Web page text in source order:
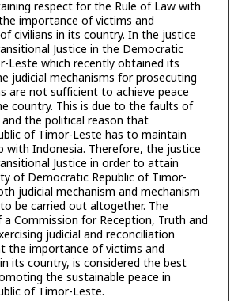
respect for the Rule of Law with
importance of victims and
civilians in its country. In the justice
Justice in the Democratic
Leste which recently obtained its
judicial mechanisms for prosecuting
are not sufficient to achieve peace
country. This is due to the faults of
the political reason that
of Timor-Leste has to maintain
with Indonesia. Therefore, the justice
Justice in order to attain
of Democratic Republic of Timor-
judicial mechanism and mechanism
be carried out altogether. The
Commission for Reception, Truth and
judicial and reconciliation
the importance of victims and
its country, is considered the best
the sustainable peace in
of Timor-Leste.